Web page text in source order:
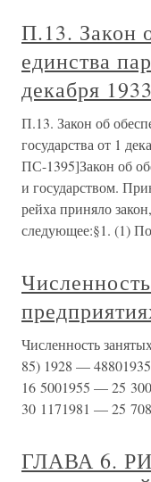
П.13. Закон
единства
декабря
П.13. Закон об
государства от 1
ПС-1395]Закон об
и государством.
рейха приняло
следующее:§1. (1)
Численность
85) 1928 —
16 5001955 — 25
30 1171981 — 25
ГЛАВА 6.